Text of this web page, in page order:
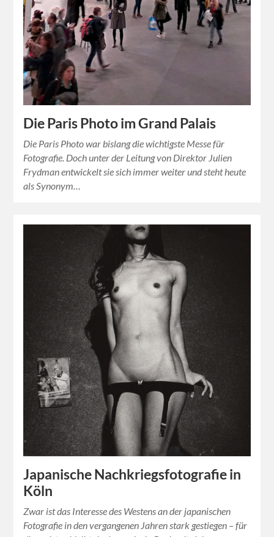
Die Paris Photo im Grand Palais
Die Paris Photo war bislang die wichtigste Messe für
Fotografie. Doch unter der Leitung von Direktor Julien
Frydman entwickelt sie sich immer weiter und steht heute
als Synonym…
Japanische Nachkriegsfotografie in
Köln
Zwar ist das Interesse des Westens an der japanischen
Fotografie in den vergangenen Jahren stark gestiegen – für